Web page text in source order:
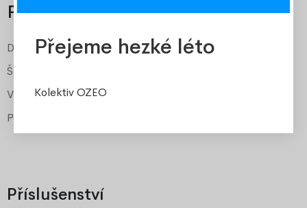
Parametry
Délka matrace
180 cm
Šířka matrace
Výška matrace
Potah
Příslušenství
Přejeme hezké léto
Kolektiv OZEO